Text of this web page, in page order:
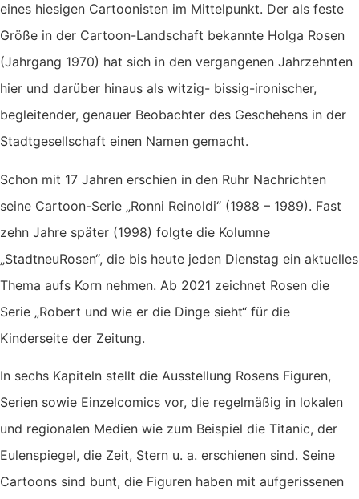
eines hiesigen Cartoonisten im Mittelpunkt. Der als feste
Größe in der Cartoon-Landschaft bekannte Holga Rosen
(Jahrgang 1970) hat sich in den vergangenen Jahrzehnten
hier und darüber hinaus als witzig- bissig-ironischer,
begleitender, genauer Beobachter des Geschehens in der
Stadtgesellschaft einen Namen gemacht.
Schon mit 17 Jahren erschien in den Ruhr Nachrichten
seine Cartoon-Serie „Ronni Reinoldi“ (1988 – 1989). Fast
zehn Jahre später (1998) folgte die Kolumne
„StadtneuRosen“, die bis heute jeden Dienstag ein aktuelles
Thema aufs Korn nehmen. Ab 2021 zeichnet Rosen die
Serie „Robert und wie er die Dinge sieht“ für die
Kinderseite der Zeitung.
In sechs Kapiteln stellt die Ausstellung Rosens Figuren,
Serien sowie Einzelcomics vor, die regelmäßig in lokalen
und regionalen Medien wie zum Beispiel die Titanic, der
Eulenspiegel, die Zeit, Stern u. a. erschienen sind. Seine
Cartoons sind bunt, die Figuren haben mit aufgerissenen